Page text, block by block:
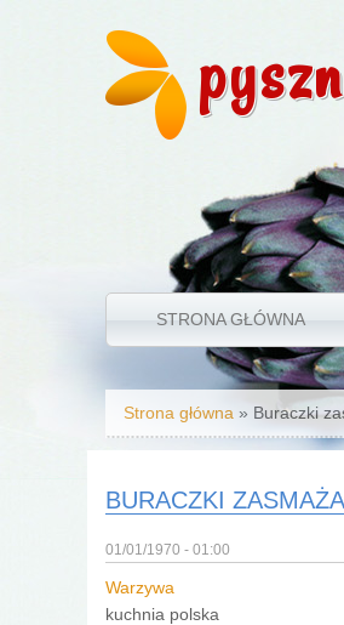
STRONA GŁÓWNA
Jesteś tutaj
Strona główna » Buraczki
BURACZKI
01/01/1970 - 01:00
Warzywa
kuchnia polska